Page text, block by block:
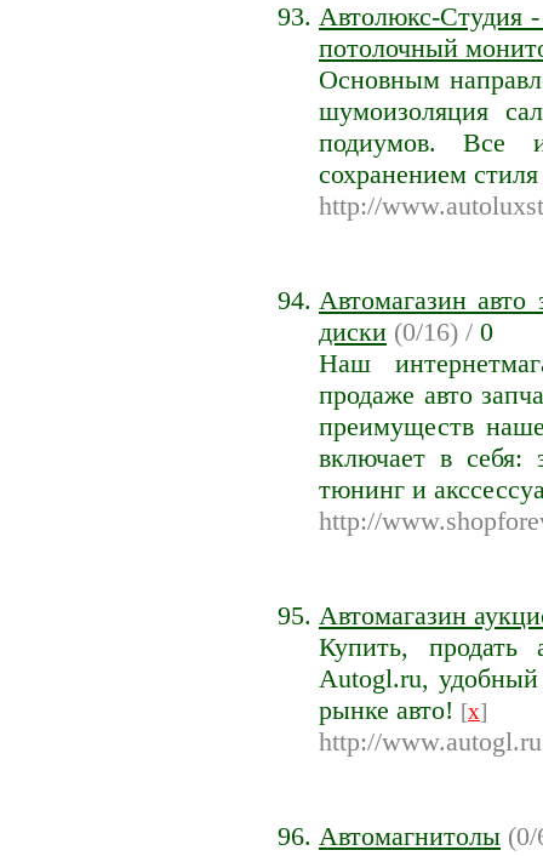
Автолюкс-Студия -
потолочный
Основным
шумоизоляция
подиумов. Все
сохранением
http://
Автомагазин
диски (0/16) / 0
Наш
продаже авто
преимуществ
включает в
тюнинг и
http://
Автомагазин
Купить, продать
Autogl.ru,
рынке авто! [x]
http://www.autogl.ru
Автомагнитолы